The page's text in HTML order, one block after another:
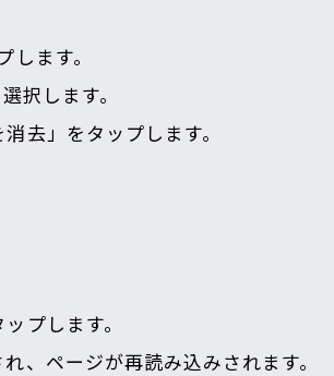
ます。
択します。
去」をタップします。
プします。
、ページが再読み込みされます。